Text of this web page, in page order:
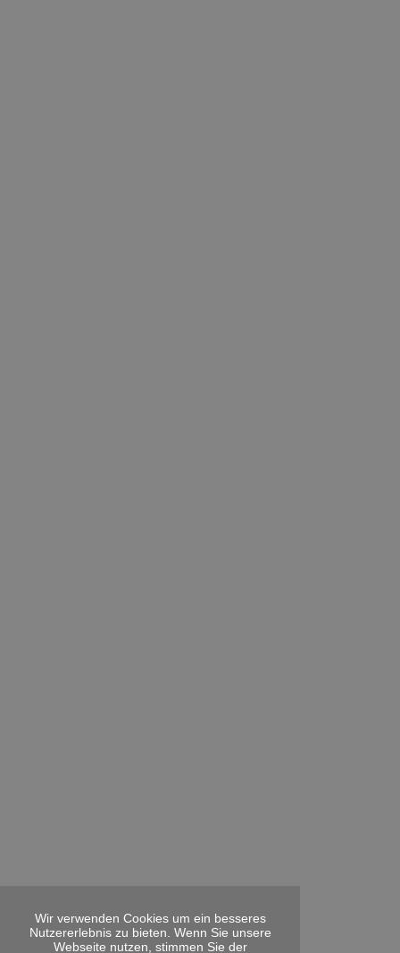
Wir verwenden Cookies um ein besseres
Nutzererlebnis zu bieten. Wenn Sie unsere
Webseite nutzen, stimmen Sie der